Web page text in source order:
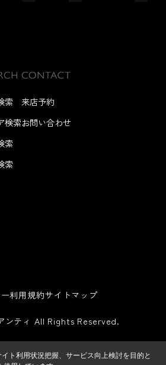
索
検索
索
索
来店予約
お問い合わせ
利用規約サイトマップ
ンティ All Rights Reserved.
ト利用状況把握、サービス向上検討を目的と